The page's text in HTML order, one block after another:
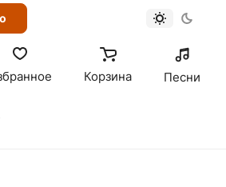
Корзина Песни